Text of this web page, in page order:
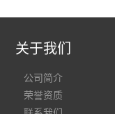
关于我们
公司简介
荣誉资质